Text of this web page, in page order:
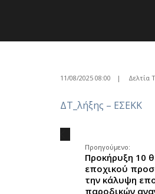
11/08/2025 08:00 | Δελτία
ΔΤ_λήξης – ΕΣΕΚΚ
Προηγούμενο:
Προκήρυξη 10
εποχικού
την κάλυψη
παροδικών